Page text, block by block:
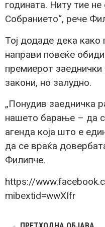
годината. Ниту тие
Собранието“, рече
Тој додаде дека
направи повеќе
премиерот
закони, но залудно.
„Понудив заедничка
нашето барање – да
агенда која што е
да се враќа
Филипче.
https://
mibextid=wwXIfr